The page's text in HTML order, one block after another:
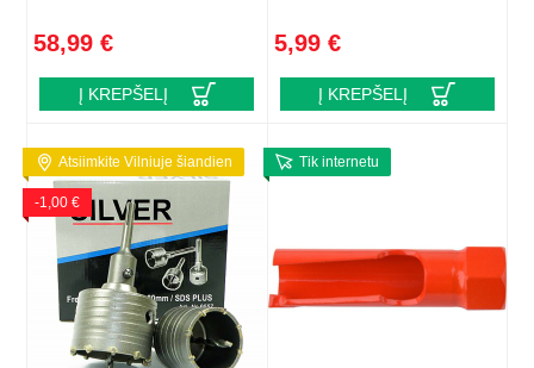
58,99 €
Į KREPŠELĮ
5,99 €
Į KREPŠELĮ
Atsiimkite Vilniuje šiandien
-1,00 €
Tik internetu